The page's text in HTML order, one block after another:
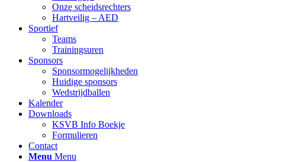
Onze scheidsrechters
Hartveilig – AED
Sportief
Teams
Trainingsuren
Sponsors
Sponsormogelijkheden
Huidige sponsors
Wedstrijdballen
Kalender
Downloads
KSVB Info Boekje
Formulieren
Contact
Menu Menu